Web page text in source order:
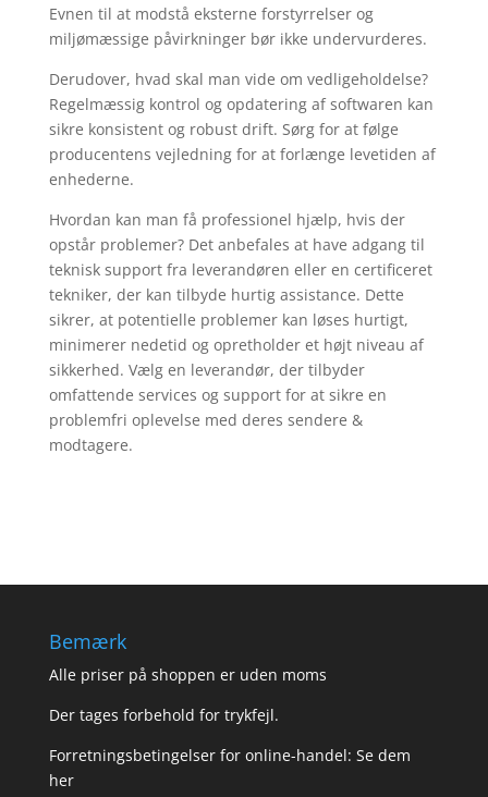
Evnen til at modstå eksterne forstyrrelser og
miljømæssige påvirkninger bør ikke undervurderes.
Derudover, hvad skal man vide om vedligeholdelse?
Regelmæssig kontrol og opdatering af softwaren kan
sikre konsistent og robust drift. Sørg for at følge
producentens vejledning for at forlænge levetiden af
enhederne.
Hvordan kan man få professionel hjælp, hvis der
opstår problemer? Det anbefales at have adgang til
teknisk support fra leverandøren eller en certificeret
tekniker, der kan tilbyde hurtig assistance. Dette
sikrer, at potentielle problemer kan løses hurtigt,
minimerer nedetid og opretholder et højt niveau af
sikkerhed. Vælg en leverandør, der tilbyder
omfattende services og support for at sikre en
problemfri oplevelse med deres sendere &
modtagere.
Bemærk
Alle priser på shoppen er uden moms
Der tages forbehold for trykfejl.
Forretningsbetingelser for online-handel: Se dem
her